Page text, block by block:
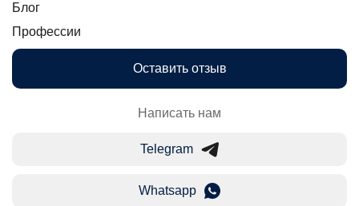
Блог
Профессии
Оставить отзыв
Написать нам
Telegram
Whatsapp